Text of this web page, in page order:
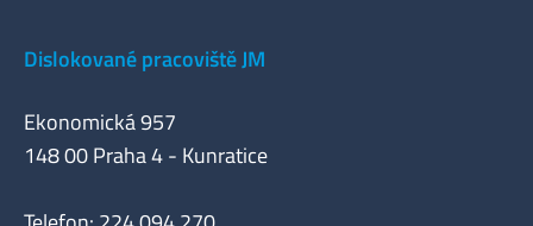
Dislokované pracoviště JM
Ekonomická 957
148 00 Praha 4 - Kunratice